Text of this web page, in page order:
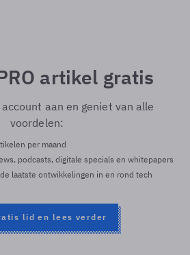
artikel gratis
aan en geniet van alle
voordelen:
per maand
podcasts, digitale specials en whitepapers
laatste ontwikkelingen in en rond tech
lid en lees verder